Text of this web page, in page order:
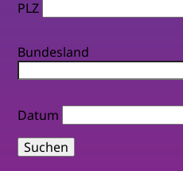
PLZ
Bundesland
Datum